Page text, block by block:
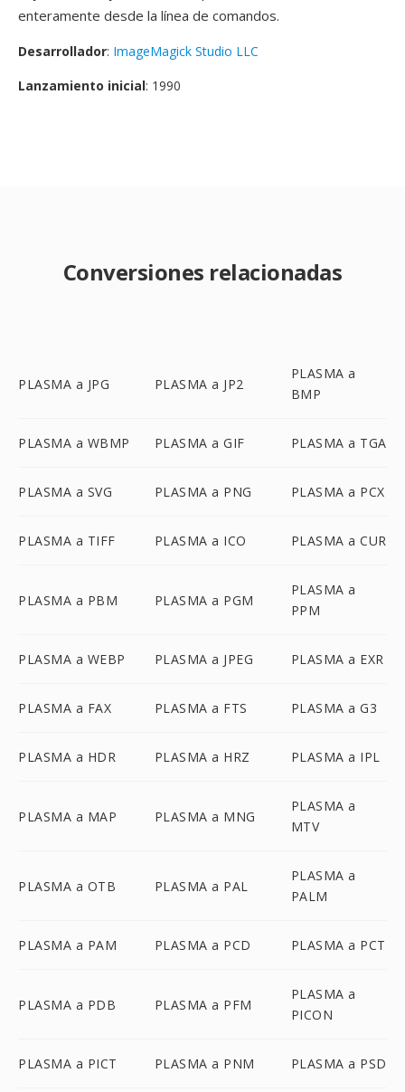
enteramente desde la línea de comandos.
Desarrollador: ImageMagick Studio LLC
Lanzamiento inicial: 1990
Conversiones relacionadas
PLASMA a JPG PLASMA a JP2
PLASMA a
BMP
PLASMA a WBMP PLASMA a GIF PLASMA a TGA
PLASMA a SVG PLASMA a PNG PLASMA a PCX
PLASMA a TIFF PLASMA a ICO PLASMA a CUR
PLASMA a PBM PLASMA a PGM
PLASMA a
PPM
PLASMA a WEBP PLASMA a JPEG PLASMA a EXR
PLASMA a FAX PLASMA a FTS PLASMA a G3
PLASMA a HDR PLASMA a HRZ PLASMA a IPL
PLASMA a MAP PLASMA a MNG
PLASMA a
MTV
PLASMA a OTB PLASMA a PAL
PLASMA a
PALM
PLASMA a PAM PLASMA a PCD PLASMA a PCT
PLASMA a PDB PLASMA a PFM
PLASMA a
PICON
PLASMA a PICT PLASMA a PNM PLASMA a PSD